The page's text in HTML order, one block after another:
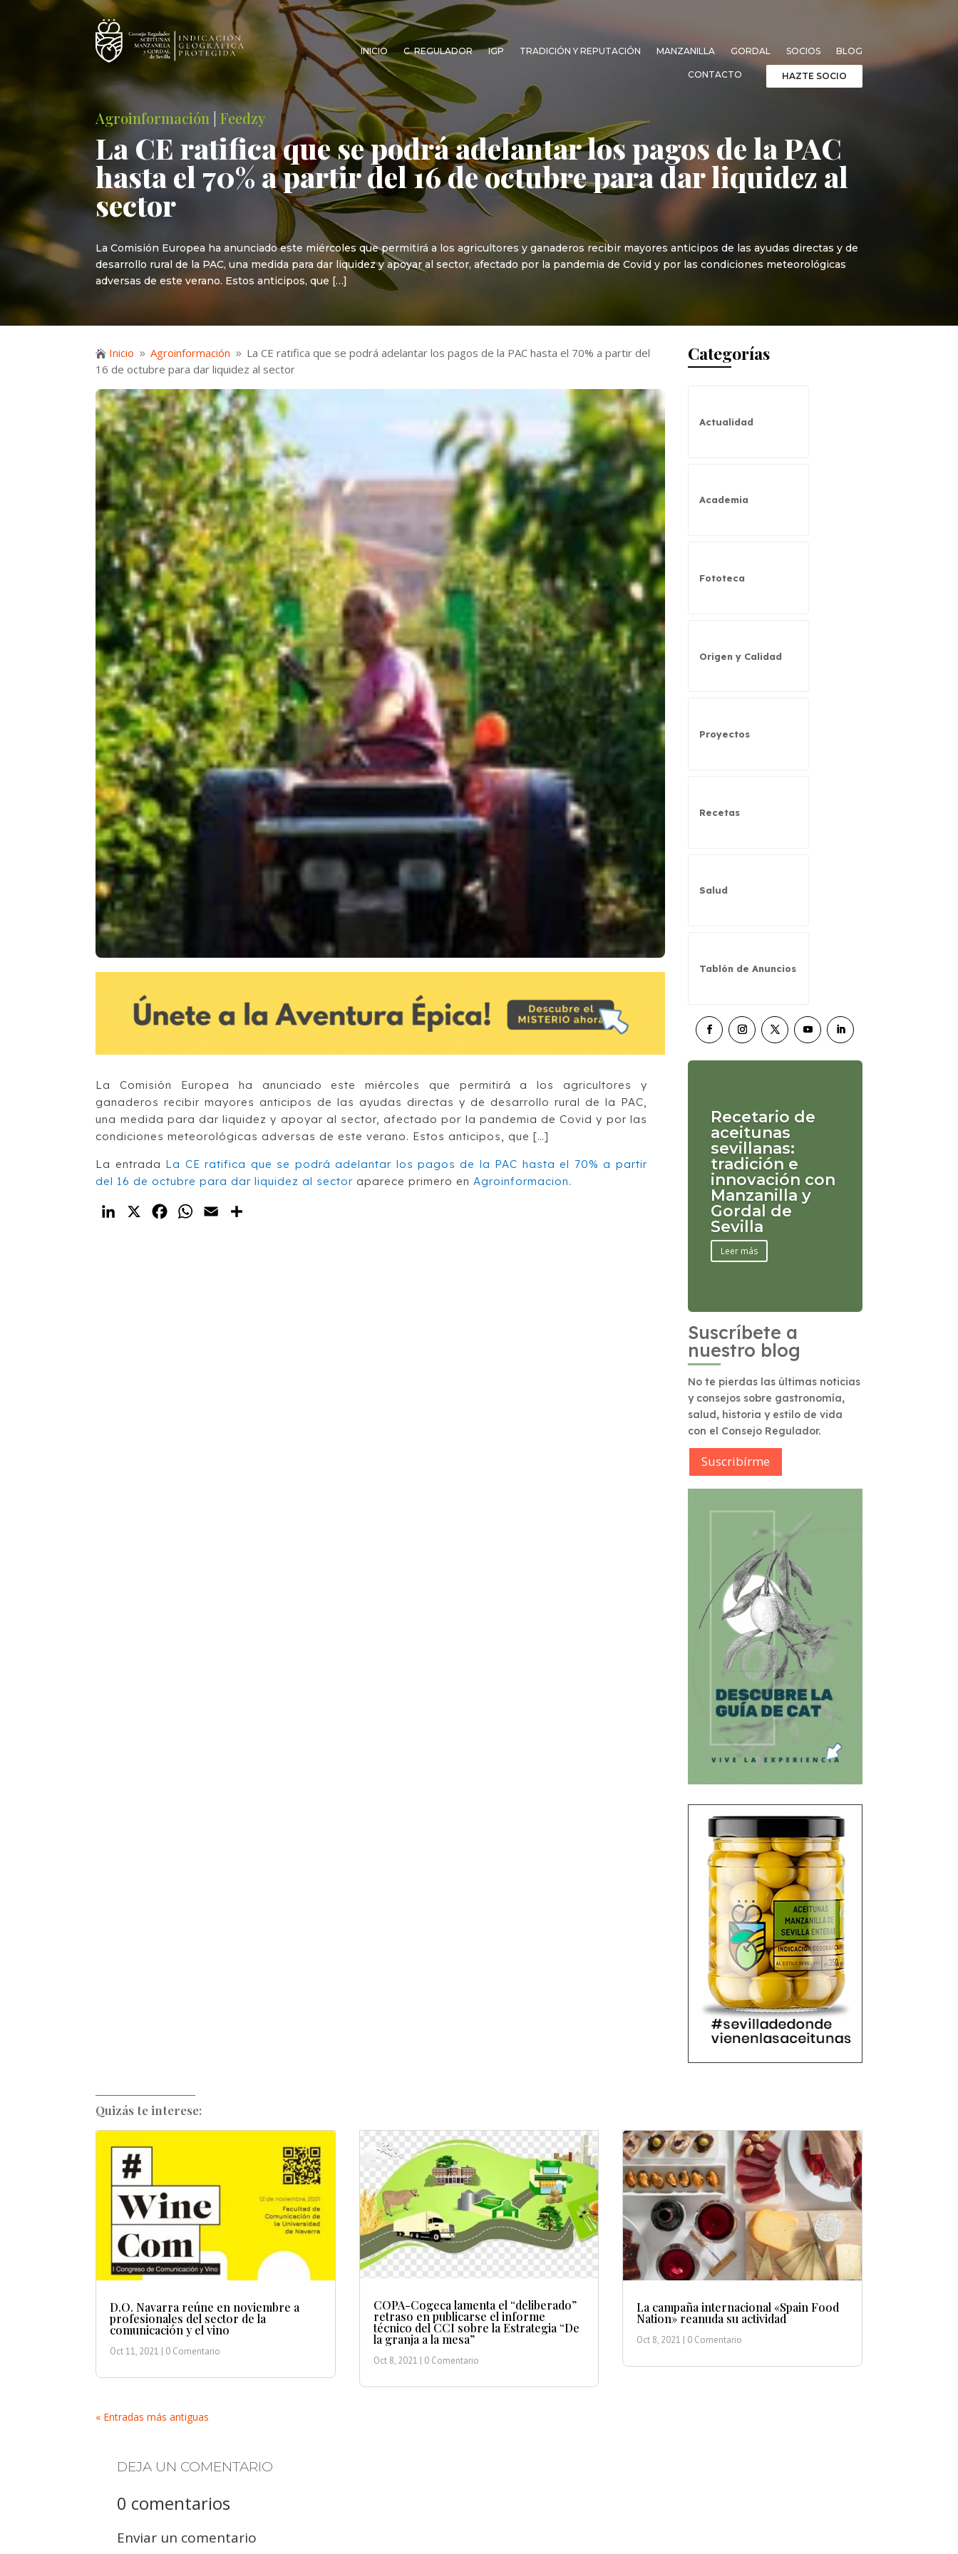
INICIO C. REGULADOR IGP TRADICIÓN Y REPUTACIÓN MANZANILLA GORDAL SOCIOS BLOG
CONTACTO HAZTE SOCIO
Agroinformación |Feedzy
La CE ratifica que se podrá adelantar los pagos de la PAC
hasta el 70% a partir del 16 de octubre para dar liquidez al
sector
La Comisión Europea ha anunciado este miércoles que permitirá a los agricultores y ganaderos recibir mayores anticipos de las ayudas directas y de
desarrollo rural de la PAC, una medida para dar liquidez y apoyar al sector, afectado por la pandemia de Covid y por las condiciones meteorológicas
adversas de este verano. Estos anticipos, que […]
 Inicio 9 Agroinformación 9 La CE ratifica que se podrá adelantar los pagos de la PAC hasta el 70% a partir del
16 de octubre para dar liquidez al sector
La Comisión Europea ha anunciado este miércoles que permitirá a los agricultores y
ganaderos recibir mayores anticipos de las ayudas directas y de desarrollo rural de la PAC,
una medida para dar liquidez y apoyar al sector, afectado por la pandemia de Covid y por las
condiciones meteorológicas adversas de este verano. Estos anticipos, que […]
La entrada La CE ratifica que se podrá adelantar los pagos de la PAC hasta el 70% a partir
del 16 de octubre para dar liquidez al sector aparece primero en Agroinformacion.
LinkedIn
X FacebookWhatsApp
Email
Categorías
Actualidad
Academia
Fototeca
Origen y Calidad
Proyectos
Recetas
Salud
Tablón de Anuncios
Recetario de
aceitunas
sevillanas:
tradición e
innovación con
Manzanilla y
Gordal de
Sevilla
Leer más
Suscríbete a
nuestro blog
No te pierdas las últimas noticias
y consejos sobre gastronomía,
salud, historia y estilo de vida
con el Consejo Regulador.
Suscribírme
Quizás te interese:
D.O. Navarra reúne en noviembre a
profesionales del sector de la
comunicación y el vino
Oct 11, 2021 | 0 Comentario
COPA-Cogeca lamenta el “deliberado”
retraso en publicarse el informe
técnico del CCI sobre la Estrategia “De
la granja a la mesa”
Oct 8, 2021 | 0 Comentario
La campaña internacional «Spain Food
Nation» reanuda su actividad
Oct 8, 2021 | 0 Comentario
« Entradas más antiguas
DEJA UN COMENTARIO
0 comentarios
Enviar un comentario